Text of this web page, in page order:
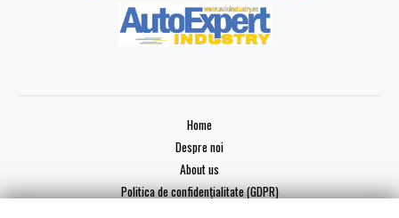
Home
Despre noi
About us
Politica de confidențialitate (GDPR)